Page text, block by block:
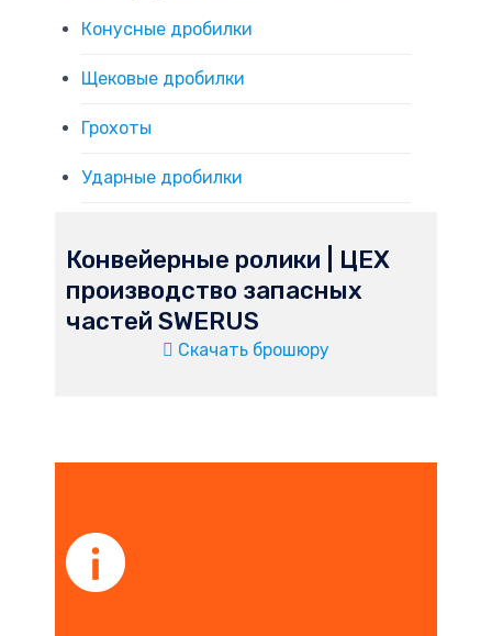
Конусные дробилки
Щековые дробилки
Грохоты
Ударные дробилки
Конвейерные ролики | ЦЕХ
производство запасных
частей SWERUS
Скачать брошюру